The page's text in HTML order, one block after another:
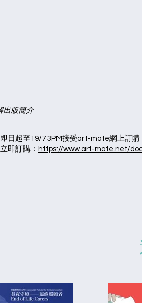
出版簡介
即日起至19/7 3PM接受art-mate網上訂購
立即訂購： https://www.art-mate.net/